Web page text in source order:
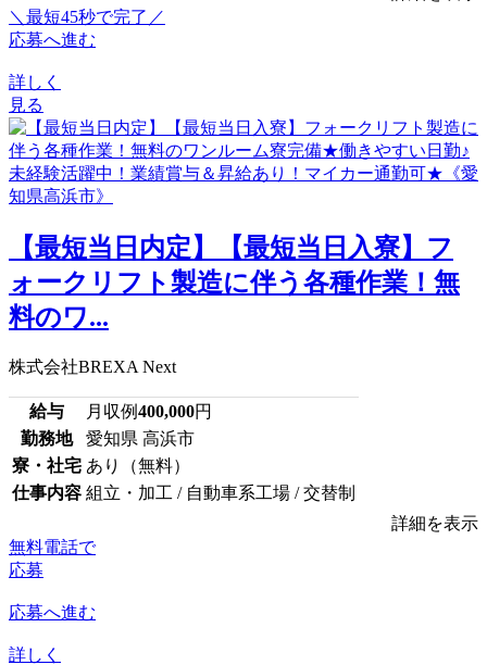
＼最短45秒で完了／
応募へ進む
詳しく
見る
【最短当日内定】【最短当日入寮】フ
ォークリフト製造に伴う各種作業！無
料のワ...
株式会社BREXA Next
給与 月収例400,000円
勤務地
愛知県 高浜市
寮・社宅 あり（無料）
仕事内容 組立・加工 / 自動車系工場 / 交替制
詳細を表示
無料電話で
応募
応募へ進む
詳しく